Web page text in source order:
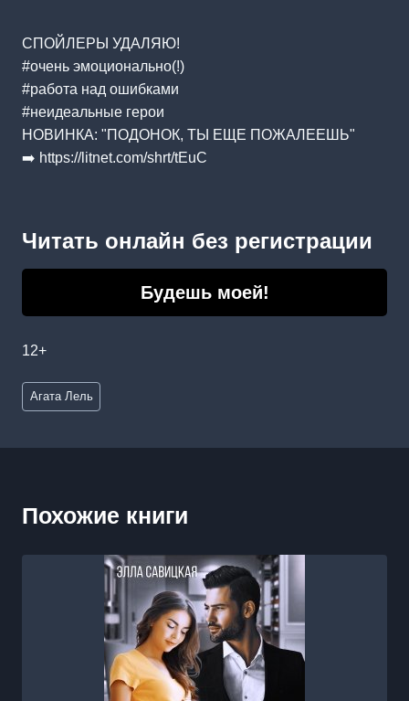
СПОЙЛЕРЫ УДАЛЯЮ!
#очень эмоционально(!)
#работа над ошибками
#неидеальные герои
НОВИНКА: "ПОДОНОК, ТЫ ЕЩЕ ПОЖАЛЕЕШЬ"
➡️ https://litnet.com/shrt/tEuC
Читать онлайн без регистрации
Будешь моей!
12+
Метки
записи:
Агата Лель
Похожие книги